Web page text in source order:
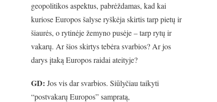
geopolitikos aspektus, pabrėždamas, kad kai
kuriose Europos šalyse ryškėja skirtis tarp pietų ir
šiaurės, o rytinėje žemyno pusėje – tarp rytų ir
vakarų. Ar šios skirtys tebėra svarbios? Ar jos
darys įtaką Europos raidai ateityje?
GD: Jos vis dar svarbios. Siūlyčiau taikyti
“postvakarų Europos” sampratą,